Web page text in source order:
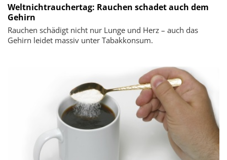
Weltnichtrauchertag: Rauchen schadet auch dem
Gehirn
Rauchen schädigt nicht nur Lunge und Herz – auch das
Gehirn leidet massiv unter Tabakkonsum.